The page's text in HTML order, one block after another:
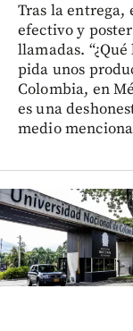
Tras la entrega,
efectivo y
llamadas.
pida unos
Colombia, en
es una
medio